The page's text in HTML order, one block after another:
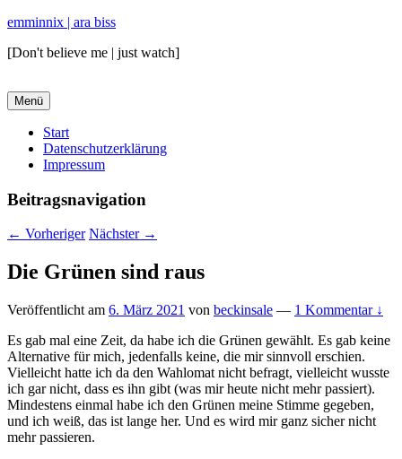
emminnix | ara biss
[Don't believe me | just watch]
Menü
Primäres
Menü
Start
Datenschutzerklärung
Impressum
Beitragsnavigation
← Vorheriger Nächster →
Die Grünen sind raus
Veröffentlicht am 6. März 2021 von beckinsale — 1 Kommentar ↓
Es gab mal eine Zeit, da habe ich die Grünen gewählt. Es gab keine
Alternative für mich, jedenfalls keine, die mir sinnvoll erschien.
Vielleicht hatte ich da den Wahlomat nicht befragt, vielleicht wusste
ich gar nicht, dass es ihn gibt (was mir heute nicht mehr passiert).
Mindestens einmal habe ich den Grünen meine Stimme gegeben,
und ich weiß, das ist lange her. Und es wird mir ganz sicher nicht
mehr passieren.